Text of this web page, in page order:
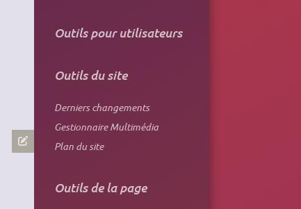
Outils pour utilisateurs
Outils du site
Derniers changements
Gestionnaire Multimédia
Plan du site
Outils de la page